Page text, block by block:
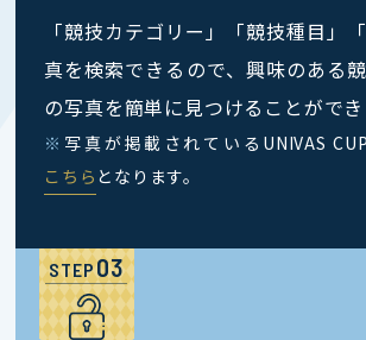
「競技カテゴリー」「競技種目」
真を検索できるので、興味のある
の写真を簡単に見つけることができ
※ 写真が掲載されているUNIVAS
こちら となります。
STEP